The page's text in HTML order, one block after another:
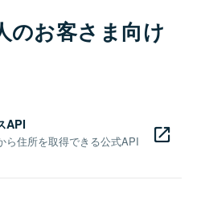
のお客さま向け
API
ら住所を取得できる公式API